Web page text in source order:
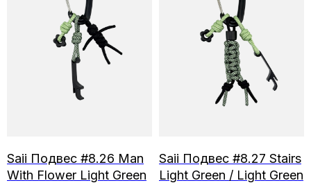
Saii Подвес #8.26 Man
With Flower Light Green
Saii Подвес #8.27 Stairs
Light Green / Light Green